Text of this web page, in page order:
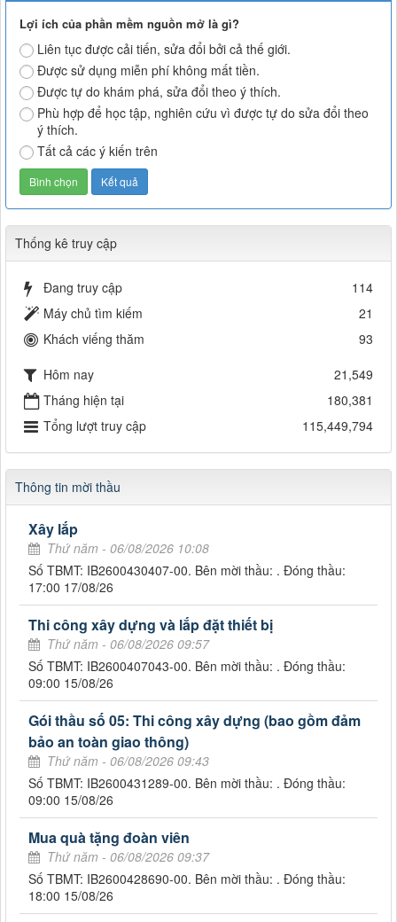
Lợi ích của phần mềm nguồn mở là gì?
Liên tục được cải tiến, sửa đổi bởi cả thế giới.
Được sử dụng miễn phí không mất tiền.
Được tự do khám phá, sửa đổi theo ý thích.
Phù hợp để học tập, nghiên cứu vì được tự do sửa đổi theo
ý thích.
Tất cả các ý kiến trên
Thống kê truy cập
Đang truy cập
114
Máy chủ tìm kiếm
21
Khách viếng thăm
93
Hôm nay
21,549
Tháng hiện tại
180,381
Tổng lượt truy cập
115,449,794
Thông tin mời thầu
Xây lắp
Thứ năm - 06/08/2026 10:08
Số TBMT: IB2600430407-00. Bên mời thầu: . Đóng thầu:
17:00 17/08/26
Thi công xây dựng và lắp đặt thiết bị
Thứ năm - 06/08/2026 09:57
Số TBMT: IB2600407043-00. Bên mời thầu: . Đóng thầu:
09:00 15/08/26
Gói thầu số 05: Thi công xây dựng (bao gồm đảm
bảo an toàn giao thông)
Thứ năm - 06/08/2026 09:43
Số TBMT: IB2600431289-00. Bên mời thầu: . Đóng thầu:
09:00 15/08/26
Mua quà tặng đoàn viên
Thứ năm - 06/08/2026 09:37
Số TBMT: IB2600428690-00. Bên mời thầu: . Đóng thầu:
18:00 15/08/26